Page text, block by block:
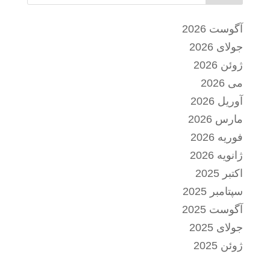
آگوست 2026
جولای 2026
ژوئن 2026
می 2026
آوریل 2026
مارس 2026
فوریه 2026
ژانویه 2026
اکتبر 2025
سپتامبر 2025
آگوست 2025
جولای 2025
ژوئن 2025